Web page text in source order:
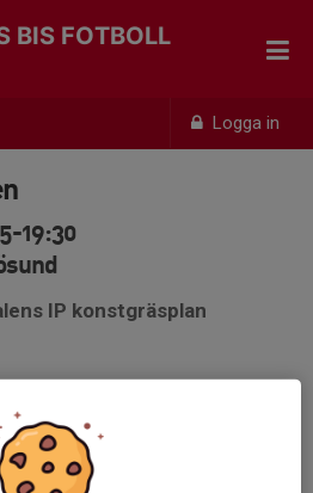
Logga in
BIS FOTBOLL
19:30
IP konstgräsplan